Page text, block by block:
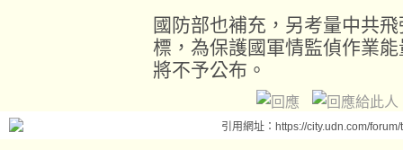
國防部也補充，另考量中共
標，為保護國軍情監偵作業
將不予公布。
引用網址：https://city.udn.com/